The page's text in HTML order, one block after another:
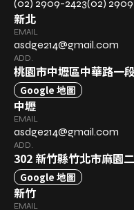
(02) 2909-2423(02)
新北
EMAIL
asdge214@gmail.com
ADD.
桃園市中壢區中華路一
Google 地圖
中壢
EMAIL
asdge214@gmail.com
ADD.
302 新竹縣竹北市麻園
Google 地圖
新竹
EMAIL